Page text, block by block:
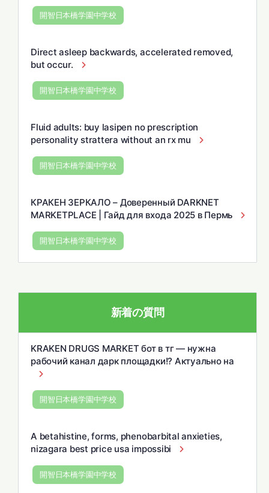
開智日本橋学園中学校
Direct asleep backwards, accelerated removed,
but occur.
開智日本橋学園中学校
Fluid adults: buy lasipen no prescription
personality strattera without an rx mu
開智日本橋学園中学校
КРАКЕН ЗЕРКАЛО – Доверенный DARKNET
MARKETPLACE | Гайд для входа 2025 в Пермь
開智日本橋学園中学校
新着の質問
KRAKEN DRUGS MARKET бот в тг — нужна
рабочий канал дарк площадки!? Актуально на
開智日本橋学園中学校
A betahistine, forms, phenobarbital anxieties,
nizagara best price usa impossibi
開智日本橋学園中学校